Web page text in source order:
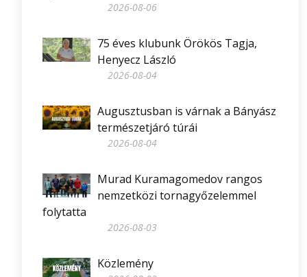
2026-08-06
75 éves klubunk Örökös Tagja,
Henyecz László
2026-08-04
Augusztusban is várnak a Bányász
természetjáró túrái
2026-08-04
Murad Kuramagomedov rangos
nemzetközi tornagyőzelemmel
folytatta
2026-08-03
Közlemény